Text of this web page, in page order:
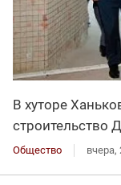
В хуторе
строительство
Общество вчера,